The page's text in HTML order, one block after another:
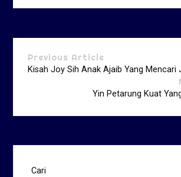
Previous Article
Kisah Joy Sih Anak Ajaib Yang Mencari
Yin Petarung Kuat
Cari